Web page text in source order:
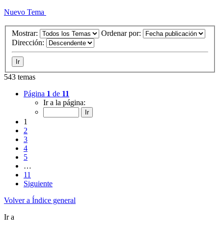
Nuevo Tema
Mostrar:
Ordenar por:
Dirección:
543 temas
Página 1 de 11
Ir a la página:
1
2
3
4
5
…
11
Siguiente
Volver a Índice general
Ir a